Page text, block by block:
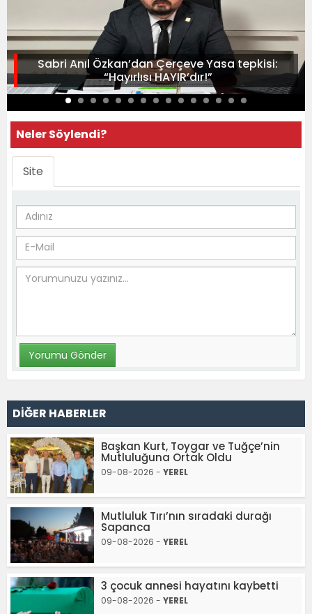
Sabri Anıl Özkan’dan Çerçeve Yasa tepkisi:
“Hayırlısı HAYIR’dır!”
Neler Söylendi?
Site
DİĞER HABERLER
Başkan Kurt, Toygar ve Tuğçe’nin
Mutluluğuna Ortak Oldu
09-08-2026 - YEREL
Mutluluk Tırı’nın sıradaki durağı
Sapanca
09-08-2026 - YEREL
3 çocuk annesi hayatını kaybetti
09-08-2026 - YEREL